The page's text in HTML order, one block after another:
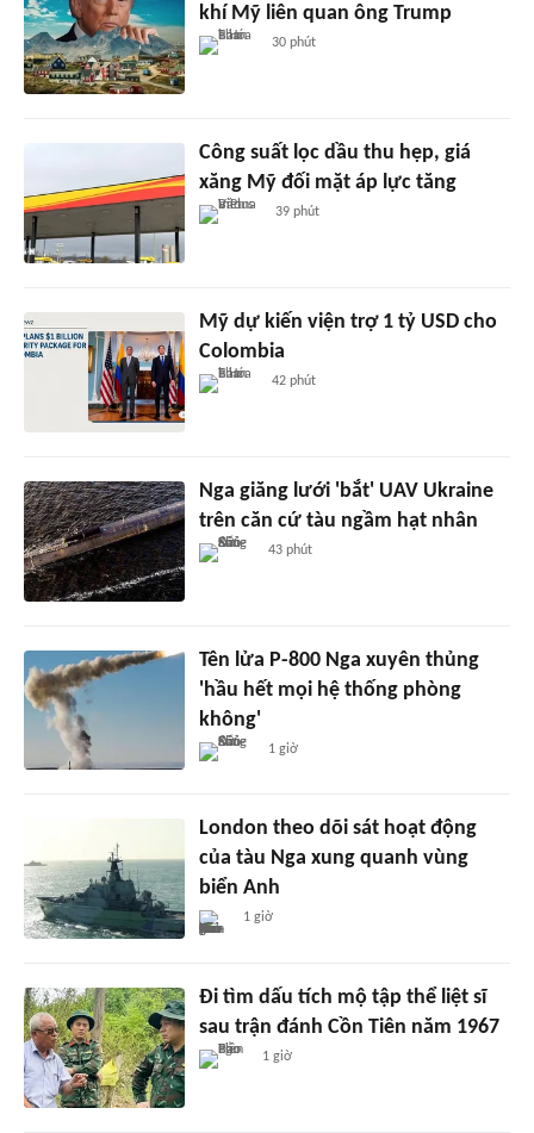
khí Mỹ liên quan ông Trump
30 phút
Công suất lọc dầu thu hẹp, giá
xăng Mỹ đối mặt áp lực tăng
39 phút
Mỹ dự kiến viện trợ 1 tỷ USD cho
Colombia
42 phút
Nga giăng lưới 'bắt' UAV Ukraine
trên căn cứ tàu ngầm hạt nhân
43 phút
Tên lửa P-800 Nga xuyên thủng
'hầu hết mọi hệ thống phòng
không'
1 giờ
London theo dõi sát hoạt động
của tàu Nga xung quanh vùng
biển Anh
1 giờ
Đi tìm dấu tích mộ tập thể liệt sĩ
sau trận đánh Cồn Tiên năm 1967
1 giờ